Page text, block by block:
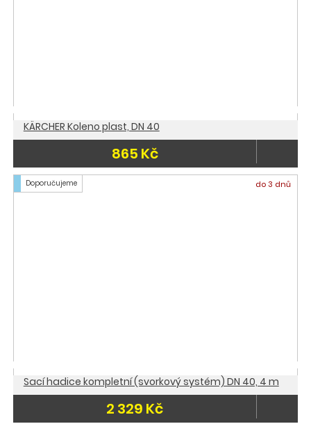
KÄRCHER Koleno plast, DN 40
865 Kč
Doporučujeme do 3 dnů
Sací hadice kompletní (svorkový systém) DN 40, 4 m
2 329 Kč